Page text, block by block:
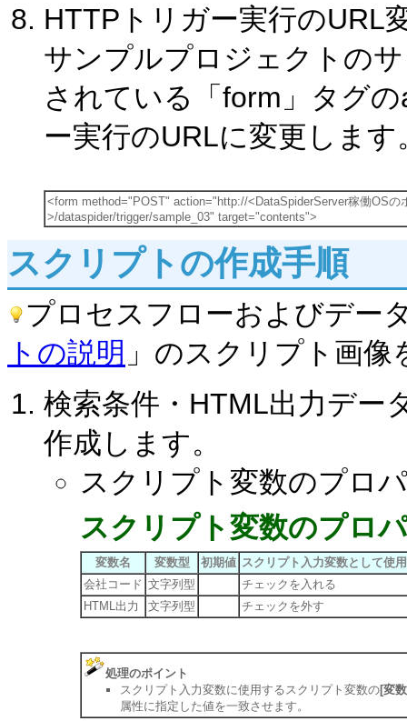
HTTPトリガー実行のURL
サンプルプロジェクトの
されている「form」タグ
ー実行のURLに変更します
<form method="POST" action="http://<DataSpiderServer稼働OS
>/dataspider/trigger/sample_03" target="contents">
スクリプトの作成手順
プロセスフローおよびデー
トの説明 」のスクリプト画
検索条件・HTML出力デー
作成します。
スクリプト変数のプロ
スクリプト変数のプロ
変数名 変数型 初期値 スクリプト入力変数として使
会社コード 文字列型
チェックを入れる
HTML出力
文字列型 チェックを外す
処理のポイント
スクリプト入力変数に使用するスクリプト変数の[変
属性に指定した値を一致させます。